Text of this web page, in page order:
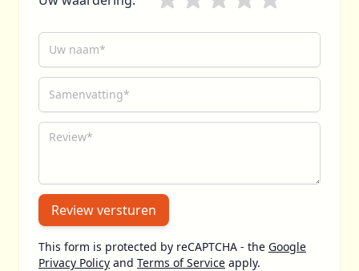
Uw naam
Samenvatting
Review
Review versturen
This form is protected by reCAPTCHA - the Google
Privacy Policy and Terms of Service apply.